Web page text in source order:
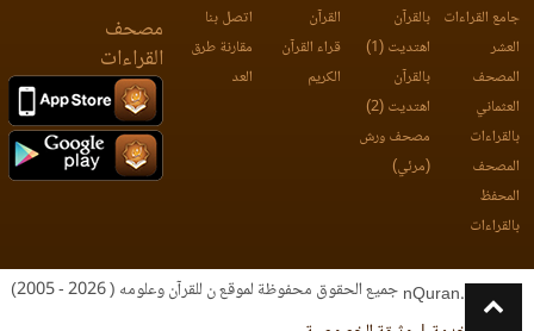
جامع القراءات
العشر
المصحف
العثماني
بالقراءات
المصحف
المحفظ
بالقراءات
بالقرآن
اهتديت (1)
بالقرآن
اهتديت (2)
مصحف ورش
(مرئي)
القرآن
قراء القرآن
الكريم
اتصل بنا
مقارنة طرق
العد
مصحف
القراءات
جميع الحقوق محفوظة لموقع ن للقرآن وعلومه ( 2026 - 2005)
nQuran.com